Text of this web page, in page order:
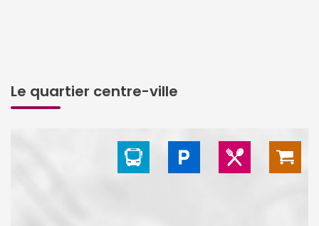
Le quartier centre-ville